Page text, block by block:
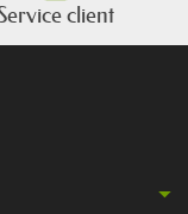
client